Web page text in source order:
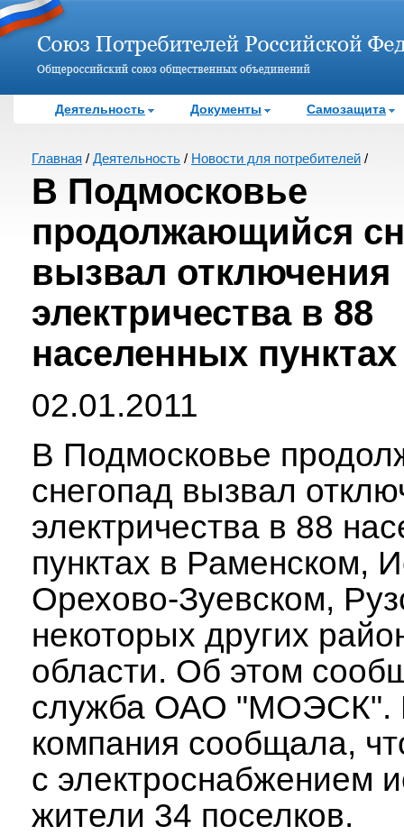
Деятельность Документы Самозащита
Главная / Деятельность / Новости для потребителей /
В Подмосковье
продолжающийся
вызвал отключения
электричества в 88
населенных пунктах
02.01.2011
В Подмосковье
снегопад вызвал
электричества в 88
пунктах в Раменском,
Орехово-Зуевском,
некоторых других
области. Об этом
служба ОАО "МОЭСК".
компания сообщала,
с электроснабжением
жители 34 поселков.